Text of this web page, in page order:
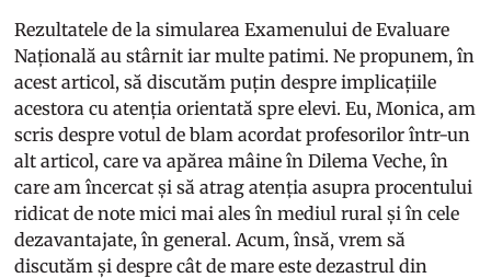
Rezultatele de la simularea Examenului de Evaluare
Națională au stârnit iar multe patimi. Ne propunem, în
acest articol, să discutăm puțin despre implicațiile
acestora cu atenția orientată spre elevi. Eu, Monica, am
scris despre votul de blam acordat profesorilor într-un
alt articol, care va apărea mâine în Dilema Veche, în
care am încercat și să atrag atenția asupra procentului
ridicat de note mici mai ales în mediul rural și în cele
dezavantajate, în general. Acum, însă, vrem să
discutăm și despre cât de mare este dezastrul din